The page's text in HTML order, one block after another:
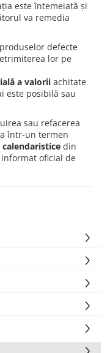
este întemeiată și
va remedia
defecte
lor pe
a valorii achitate
este posibilă sau
sau refacerea
într-un termen
calendaristice din
oficial de